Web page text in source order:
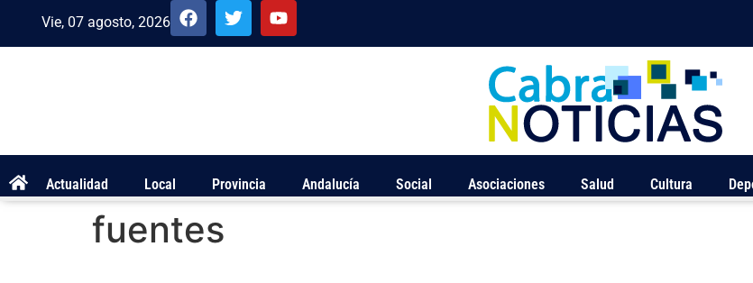
Vie, 07 agosto, 2026
Actualidad Local Provincia Andalucía Social Asociaciones Salud Cultura
fuentes